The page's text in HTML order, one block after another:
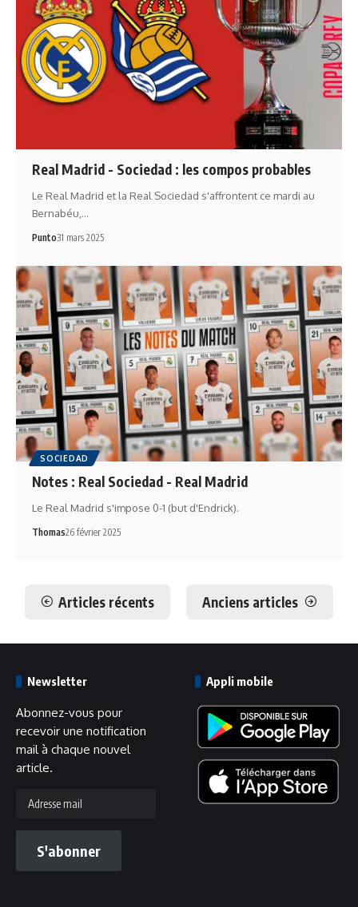
Real Madrid - Sociedad : les compos probables
Le Real Madrid et la Real Sociedad s'affrontent ce mardi au
Bernabéu,…
Punto31 mars 2025
SOCIEDAD
Notes : Real Sociedad - Real Madrid
Le Real Madrid s'impose 0-1 (but d'Endrick).
Thomas26 février 2025
Articles récents Anciens articles
Newsletter
Abonnez-vous pour
recevoir une notification
mail à chaque nouvel
article.
S'abonner
Appli mobile